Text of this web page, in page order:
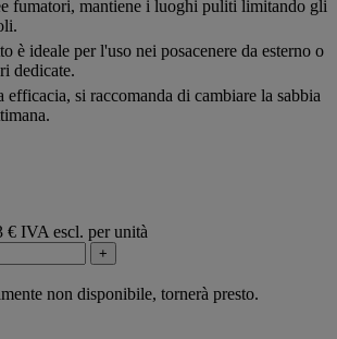
fumatori, mantiene i luoghi puliti limitando gli
è ideale per l'uso nei posacenere da esterno o
dedicate.
efficacia, si raccomanda di cambiare la sabbia
€ IVA escl. per unità
+
non disponibile, tornerà presto.